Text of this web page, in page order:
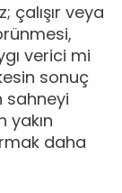
çalışır veya
verici mi
sonuç
sahneyi
yakın
daha